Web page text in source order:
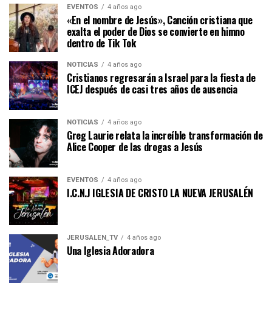
EVENTOS 4 años ago
«En el nombre de Jesús», Canción cristiana que
exalta el poder de Dios se convierte en himno
dentro de Tik Tok
NOTICIAS 4 años ago
Cristianos regresarán a Israel para la fiesta de
ICEJ después de casi tres años de ausencia
NOTICIAS 4 años ago
Greg Laurie relata la increíble transformación de
Alice Cooper de las drogas a Jesús
EVENTOS 4 años ago
I.C.N.J IGLESIA DE CRISTO LA NUEVA JERUSALÉN
JERUSALEN_TV 4 años ago
Una Iglesia Adoradora